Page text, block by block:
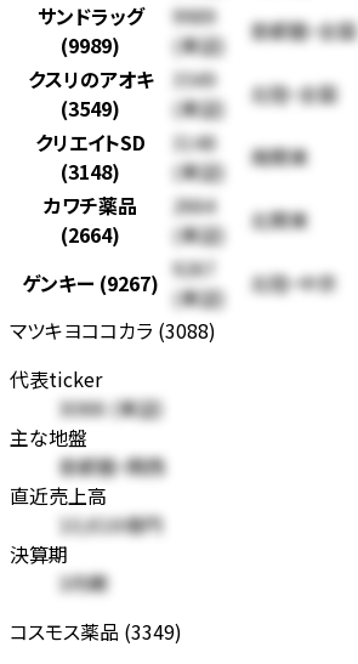
サンドラッグ
(9989)
9989
(東証)
首都圏・全国
クスリのアオキ
(3549)
3549
(東証)
北陸・全国
クリエイトSD
(3148)
3148
(東証)
南関東
カワチ薬品
(2664)
2664
(東証)
北関東
ゲンキー (9267) 9267
(東証)
北陸・中京
マツキヨココカラ (3088)
代表ticker
3088 (東証)
主な地盤
首都圏・関西
直近売上高
10,616億円
決算期
3月期
コスモス薬品 (3349)